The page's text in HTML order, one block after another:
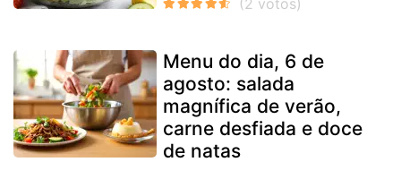
Menu do dia, 6 de
agosto: salada
magnífica de verão,
carne desfiada e doce
de natas